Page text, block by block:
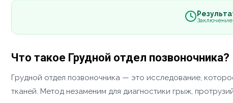
Что такое Грудной отдел позвоночника?
Грудной отдел позвоночника — это исследование,
тканей. Метод незаменим для диагностики грыж,